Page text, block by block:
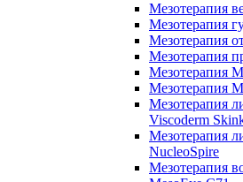
Мезотерапия
Мезотерапия
Мезотерапия
Мезотерапия
Мезотерапия
Мезотерапия
Мезотерапия
Viscoderm
Мезотерапия
NucleoSpire
Мезотерапия